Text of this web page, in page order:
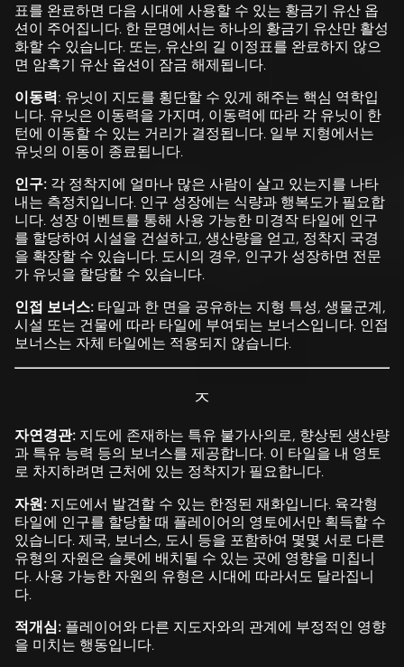
표를 완료하면 다음 시대에 사용할 수 있는 황금기 유산 옵
션이 주어집니다. 한 문명에서는 하나의 황금기 유산만 활성
화할 수 있습니다. 또는, 유산의 길 이정표를 완료하지 않으
면 암흑기 유산 옵션이 잠금 해제됩니다.
이동력: 유닛이 지도를 횡단할 수 있게 해주는 핵심 역학입
니다. 유닛은 이동력을 가지며, 이동력에 따라 각 유닛이 한
턴에 이동할 수 있는 거리가 결정됩니다. 일부 지형에서는
유닛의 이동이 종료됩니다.
인구: 각 정착지에 얼마나 많은 사람이 살고 있는지를 나타
내는 측정치입니다. 인구 성장에는 식량과 행복도가 필요합
니다. 성장 이벤트를 통해 사용 가능한 미경작 타일에 인구
를 할당하여 시설을 건설하고, 생산량을 얻고, 정착지 국경
을 확장할 수 있습니다. 도시의 경우, 인구가 성장하면 전문
가 유닛을 할당할 수 있습니다.
인접 보너스: 타일과 한 면을 공유하는 지형 특성, 생물군계,
시설 또는 건물에 따라 타일에 부여되는 보너스입니다. 인접
보너스는 자체 타일에는 적용되지 않습니다.
ㅈ
자연경관: 지도에 존재하는 특유 불가사의로, 향상된 생산량
과 특유 능력 등의 보너스를 제공합니다. 이 타일을 내 영토
로 차지하려면 근처에 있는 정착지가 필요합니다.
자원: 지도에서 발견할 수 있는 한정된 재화입니다. 육각형
타일에 인구를 할당할 때 플레이어의 영토에서만 획득할 수
있습니다. 제국, 보너스, 도시 등을 포함하여 몇몇 서로 다른
유형의 자원은 슬롯에 배치될 수 있는 곳에 영향을 미칩니
다. 사용 가능한 자원의 유형은 시대에 따라서도 달라집니
다.
적개심: 플레이어와 다른 지도자와의 관계에 부정적인 영향
을 미치는 행동입니다.